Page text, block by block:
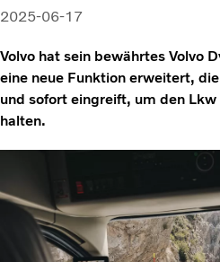
2025-06-17
Volvo hat sein bewährtes Volvo
eine neue Funktion erweitert,
und sofort eingreift, um den
halten.